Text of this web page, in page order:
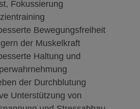
Fokussierung
Bewegungsfreiheit
der Muskelkraft
Haltung und
der Durchblutung
Unterstützung von